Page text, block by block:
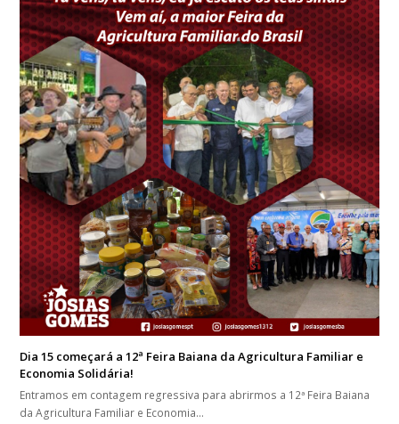
Dia 15 começará a 12ª Feira Baiana da Agricultura Familiar e
Economia Solidária!
Entramos em contagem regressiva para abrirmos a 12ª Feira Baiana
da Agricultura Familiar e Economia…